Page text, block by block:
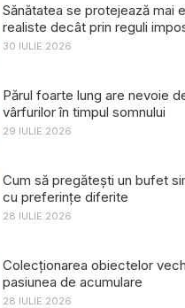
Sănătatea se protejează mai
realiste decât prin reguli
30 IULIE 2026
Părul foarte lung are nevoie
vârfurilor în timpul somnului
29 IULIE 2026
Cum să pregătești un bufet
cu preferințe diferite
28 IULIE 2026
Colecționarea obiectelor
pasiunea de acumulare
28 IULIE 2026